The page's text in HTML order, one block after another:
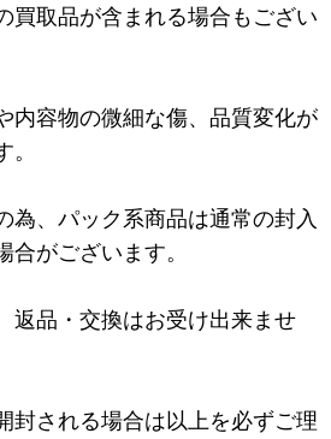
買取品が含まれる場合もござい
内容物の微細な傷、品質変化が
為、パック系商品は通常の封入
がございます。
返品・交換はお受け出来ませ
封される場合は以上を必ずご理